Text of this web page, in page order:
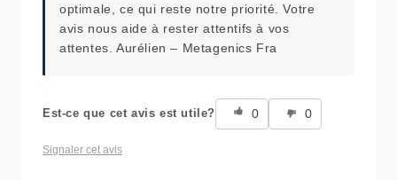
optimale, ce qui reste notre priorité. Votre
avis nous aide à rester attentifs à vos
attentes. Aurélien – Metagenics Fra
Est-ce que cet avis est utile? 0 0
Signaler cet avis